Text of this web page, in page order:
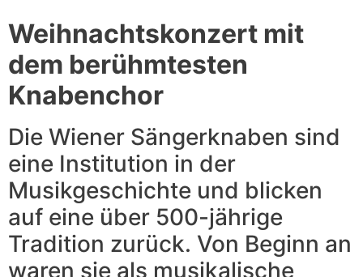
Weihnachtskonzert mit
dem berühmtesten
Knabenchor
Die Wiener Sängerknaben sind
eine Institution in der
Musikgeschichte und blicken
auf eine über 500-jährige
Tradition zurück. Von Beginn an
waren sie als musikalische